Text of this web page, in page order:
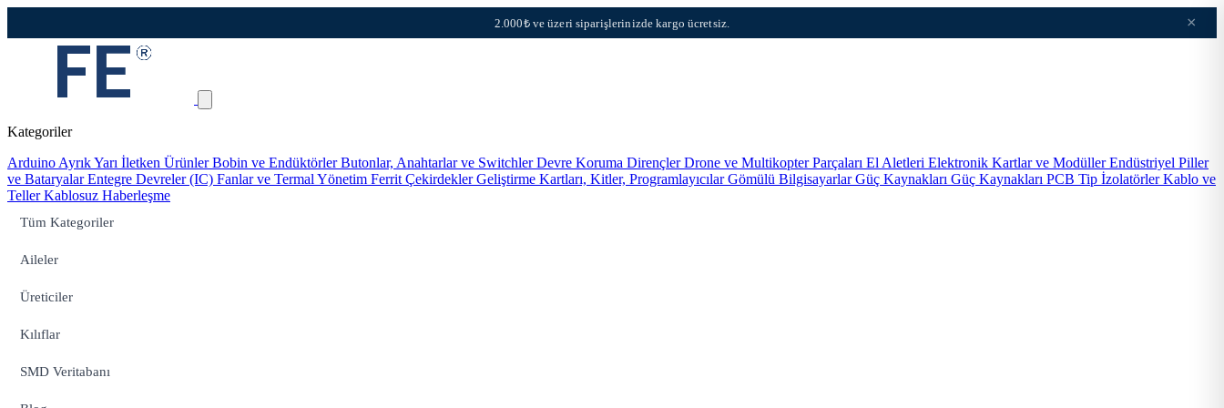
2.000₺ ve üzeri siparişlerinizde kargo ücretsiz. ×
Kategoriler
Arduino Ayrık Yarı İletken ÜrünlerBobin ve EndüktörlerButonlar, Anahtarlar ve SwitchlerDevre Koruma DirençlerDrone ve Multikopter Parçaları El Aletleri Elektronik Kartlar ve ModüllerEndüstriyel Piller
ve BataryalarEntegre Devreler (IC) Fanlar ve Termal Yönetim Ferrit ÇekirdeklerGeliştirme Kartları, Kitler, ProgramlayıcılarGömülü BilgisayarlarGüç Kaynakları Güç Kaynakları PCB Tip İzolatörlerKablo ve
TellerKablosuz Haberleşme
Tüm Kategoriler
Aileler
Üreticiler
Kılıflar
SMD Veritabanı